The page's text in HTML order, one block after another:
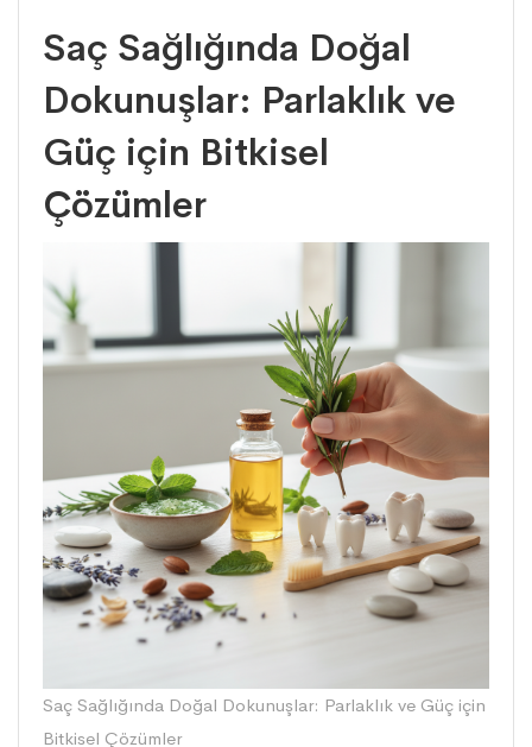
Saç Sağlığında Doğal
Dokunuşlar: Parlaklık ve
Güç için Bitkisel
Çözümler
Saç Sağlığında Doğal Dokunuşlar: Parlaklık ve Güç için
Bitkisel Çözümler